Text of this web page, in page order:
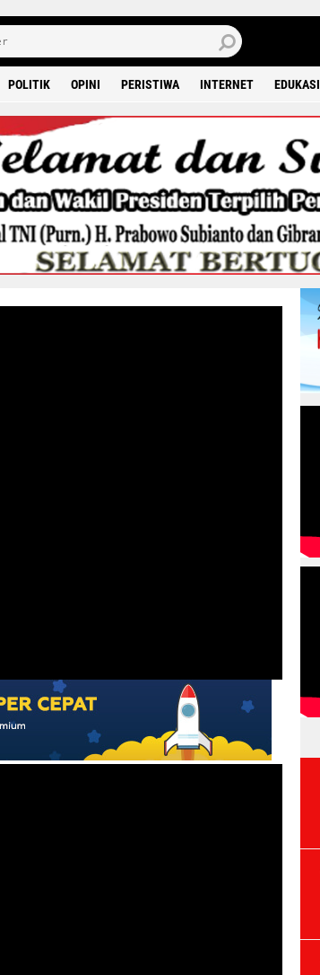
POLITIK OPINI PERISTIWA INTERNET EDUKASI